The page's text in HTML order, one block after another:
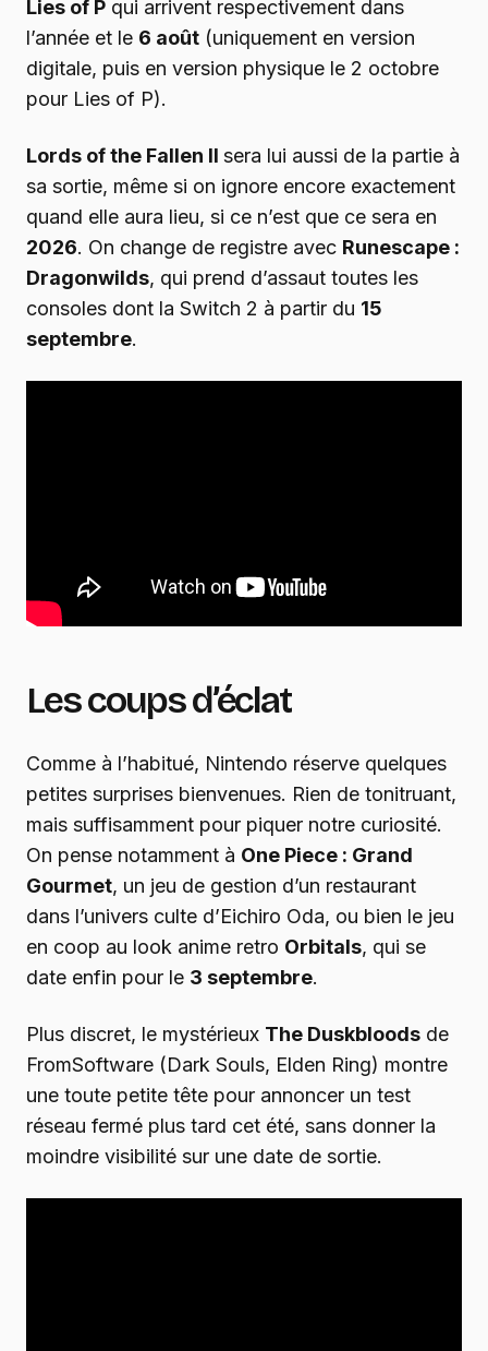
Lies of P qui arrivent respectivement dans
l’année et le 6 août (uniquement en version
digitale, puis en version physique le 2 octobre
pour Lies of P).
Lords of the Fallen II sera lui aussi de la partie à
sa sortie, même si on ignore encore exactement
quand elle aura lieu, si ce n’est que ce sera en
2026. On change de registre avec Runescape :
Dragonwilds, qui prend d’assaut toutes les
consoles dont la Switch 2 à partir du 15
septembre.
Les coups d’éclat
Comme à l’habitué, Nintendo réserve quelques
petites surprises bienvenues. Rien de tonitruant,
mais suffisamment pour piquer notre curiosité.
On pense notamment à One Piece : Grand
Gourmet, un jeu de gestion d’un restaurant
dans l’univers culte d’Eichiro Oda, ou bien le jeu
en coop au look anime retro Orbitals, qui se
date enfin pour le 3 septembre.
Plus discret, le mystérieux The Duskbloods de
FromSoftware (Dark Souls, Elden Ring) montre
une toute petite tête pour annoncer un test
réseau fermé plus tard cet été, sans donner la
moindre visibilité sur une date de sortie.